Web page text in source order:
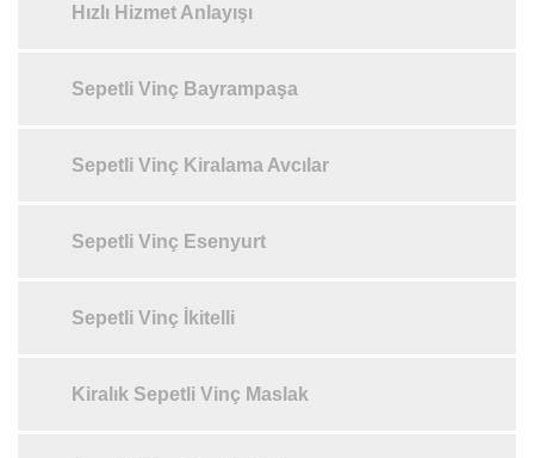
Hızlı Hizmet Anlayışı
Sepetli Vinç Bayrampaşa
Sepetli Vinç Kiralama Avcılar
Sepetli Vinç Esenyurt
Sepetli Vinç İkitelli
Kiralık Sepetli Vinç Maslak